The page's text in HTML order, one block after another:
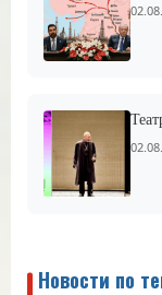
Новости по